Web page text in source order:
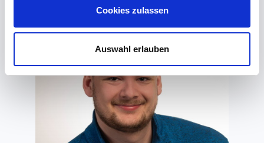
Cookies zulassen
Auswahl erlauben